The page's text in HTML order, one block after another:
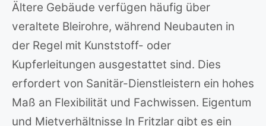
Ältere Gebäude verfügen häufig über
veraltete Bleirohre, während Neubauten in
der Regel mit Kunststoff- oder
Kupferleitungen ausgestattet sind. Dies
erfordert von Sanitär-Dienstleistern ein hohes
Maß an Flexibilität und Fachwissen. Eigentum
und Mietverhältnisse In Fritzlar gibt es ein